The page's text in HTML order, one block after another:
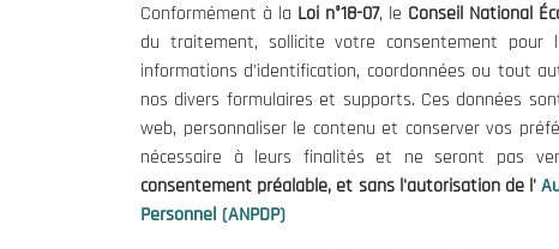
Le président
Organisation
Publications
Mentions
Conditions
Politique de
Politique des
Conformément à la Loi n°18-07, le Conseil National
du traitement, sollicite votre consentement pour
informations d'identification, coordonnées ou tout
nos divers formulaires et supports. Ces données
web, personnaliser le contenu et conserver vos
nécessaire à leurs finalités et ne seront pas
consentement préalable, et sans l'autorisation de l'
Personnel (ANPDP)